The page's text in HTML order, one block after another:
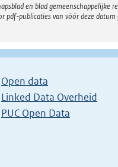
en blad
publicaties van vóór deze
Open data
Linked Data Overheid
PUC Open Data